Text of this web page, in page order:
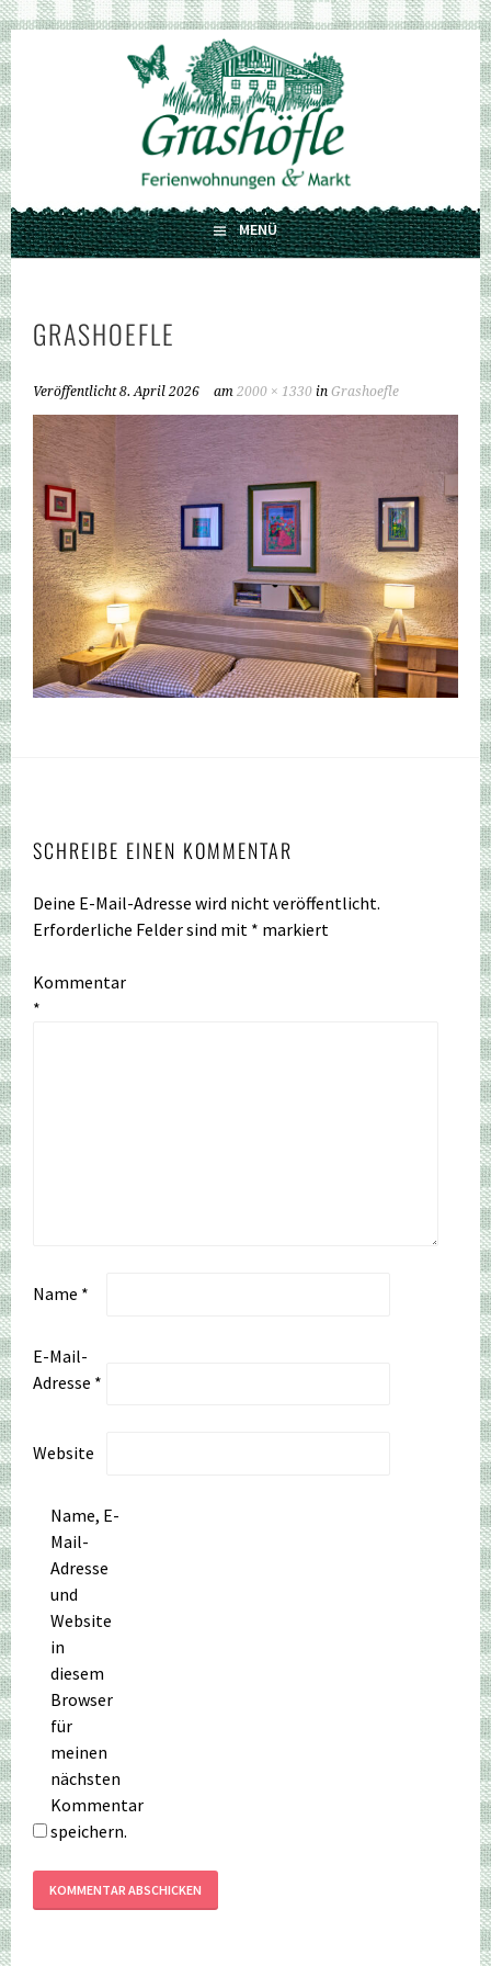
Springe
zum
Inhalt
GRASHÖFLE
FERIENWOHNUNGEN UND MARKT
MENÜ
GRASHOEFLE
Veröffentlicht8. April 2026 am2000 × 1330 inGrashoefle
SCHREIBE EINEN KOMMENTAR
Deine E-Mail-Adresse wird nicht veröffentlicht.
Erforderliche Felder sind mit * markiert
Kommentar
*
Name *
E-Mail-
Adresse *
Website
Name, E-
Mail-
Adresse
und
Website
in
diesem
Browser
für
meinen
nächsten
Kommentar
speichern.